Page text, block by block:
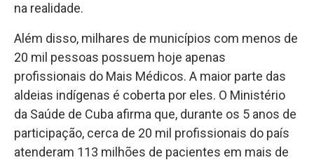
na realidade.
Além disso, milhares de municípios com menos de
20 mil pessoas possuem hoje apenas
profissionais do Mais Médicos. A maior parte das
aldeias indígenas é coberta por eles. O Ministério
da Saúde de Cuba afirma que, durante os 5 anos de
participação, cerca de 20 mil profissionais do país
atenderam 113 milhões de pacientes em mais de